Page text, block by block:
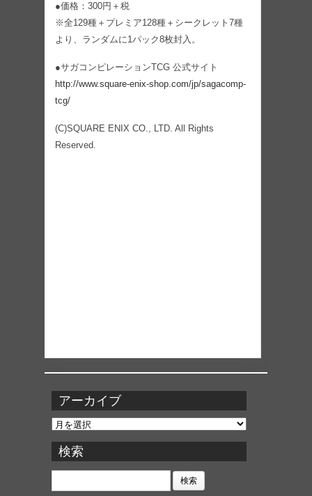
●価格：300円＋税
※全129種＋プレミア128種＋シークレット7種
より、ランダムに1パック8枚封入。
●サガコンピレーションTCG 公式サイト
http://www.square-enix-shop.com/jp/sagacomp-
tcg/
(C)SQUARE ENIX CO., LTD. All Rights
Reserved.
アーカイブ
ア
カ
イ
ブ
検索
検